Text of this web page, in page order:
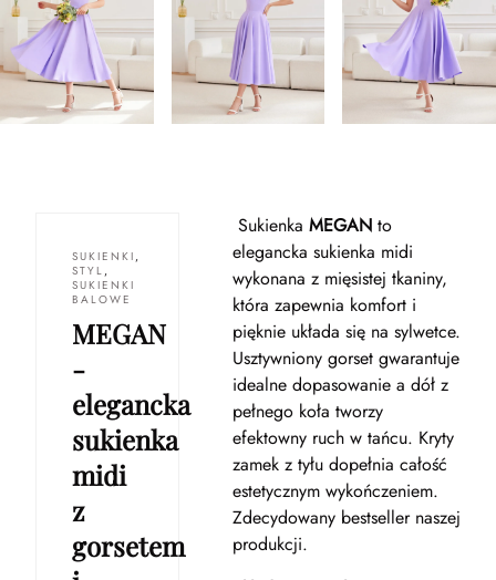
SUKIENKI ,
STYL ,
SUKIENKI
BALOWE
MEGAN
-
elegancka
sukienka
midi
z
gorsetem
Sukienka MEGANto
elegancka sukienka midi
wykonana z mięsistej tkaniny,
która zapewnia komfort i
pięknie układa się na sylwetce.
Usztywniony gorset gwarantuje
idealne dopasowanie a dół z
pełnego koła tworzy
efektowny ruch w tańcu. Kryty
zamek z tyłu dopełnia całość
estetycznym wykończeniem.
Zdecydowany bestseller naszej
produkcji.